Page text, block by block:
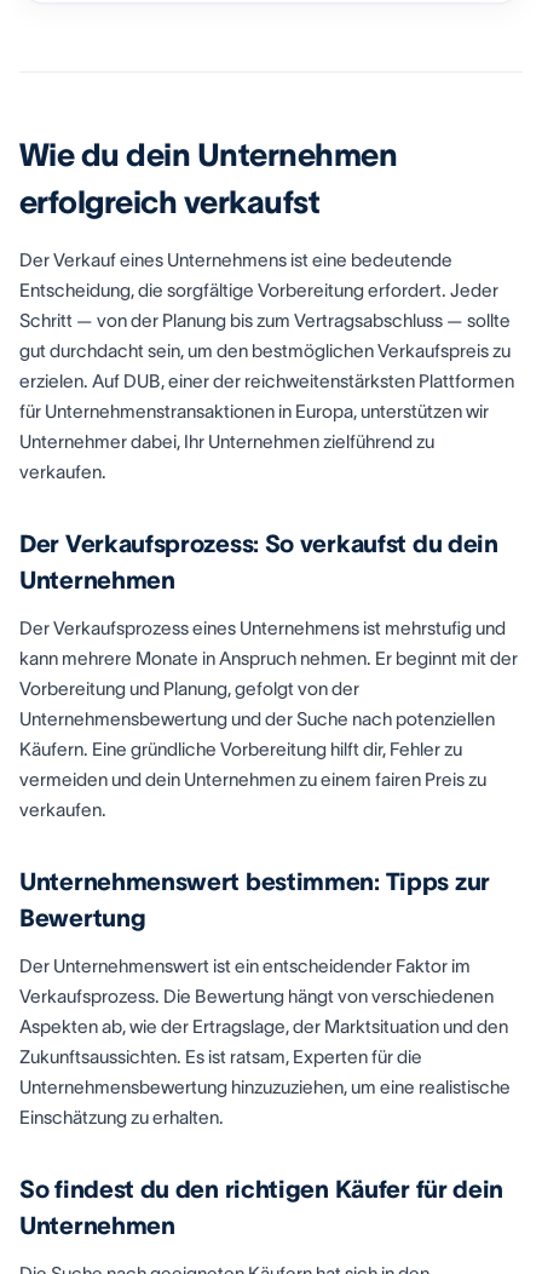
Wie du dein Unternehmen
erfolgreich verkaufst
Der Verkauf eines Unternehmens ist eine bedeutende
Entscheidung, die sorgfältige Vorbereitung erfordert. Jeder
Schritt — von der Planung bis zum Vertragsabschluss — sollte
gut durchdacht sein, um den bestmöglichen Verkaufspreis zu
erzielen. Auf DUB, einer der reichweitenstärksten Plattformen
für Unternehmenstransaktionen in Europa, unterstützen wir
Unternehmer dabei, Ihr Unternehmen zielführend zu
verkaufen.
Der Verkaufsprozess: So verkaufst du dein
Unternehmen
Der Verkaufsprozess eines Unternehmens ist mehrstufig und
kann mehrere Monate in Anspruch nehmen. Er beginnt mit der
Vorbereitung und Planung, gefolgt von der
Unternehmensbewertung und der Suche nach potenziellen
Käufern. Eine gründliche Vorbereitung hilft dir, Fehler zu
vermeiden und dein Unternehmen zu einem fairen Preis zu
verkaufen.
Unternehmenswert bestimmen: Tipps zur
Bewertung
Der Unternehmenswert ist ein entscheidender Faktor im
Verkaufsprozess. Die Bewertung hängt von verschiedenen
Aspekten ab, wie der Ertragslage, der Marktsituation und den
Zukunftsaussichten. Es ist ratsam, Experten für die
Unternehmensbewertung hinzuzuziehen, um eine realistische
Einschätzung zu erhalten.
So findest du den richtigen Käufer für dein
Unternehmen